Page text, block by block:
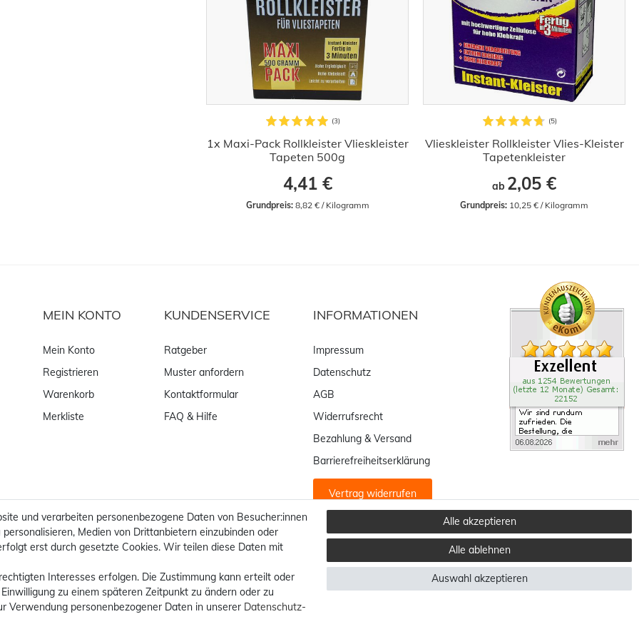
1x Maxi-Pack Rollkleister Vlieskleister
Tapeten 500g
4,41 €
Grundpreis: 8,82 € / Kilogramm
Vlieskleister Rollkleister Vlies-Kleister
Tapetenkleister
ab 2,05 €
Grundpreis: 10,25 € / Kilogramm
MEIN KONTO
Mein Konto
Registrieren
Warenkorb
Merkliste
KUNDENSERVICE
Ratgeber
Muster anfordern
Kontaktformular
FAQ & Hilfe
INFORMATIONEN
Impressum
Datenschutz
AGB
Widerrufsrecht
Bezahlung & Versand
Barrierefreiheitserklärung
Vertrag widerrufen
und verarbeiten personenbezogene Daten von Besucher:innen
Medien von Drittanbietern einzubinden oder
erst durch gesetzte Cookies. Wir teilen diese Daten mit
Interesses erfolgen. Die Zustimmung kann erteilt oder
zu einem späteren Zeitpunkt zu ändern oder zu
Verwendung personenbezogener Daten in unserer Daten­schutz­
Alle akzeptieren
Alle ablehnen
Auswahl akzeptieren